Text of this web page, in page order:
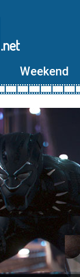
.net
Weekend